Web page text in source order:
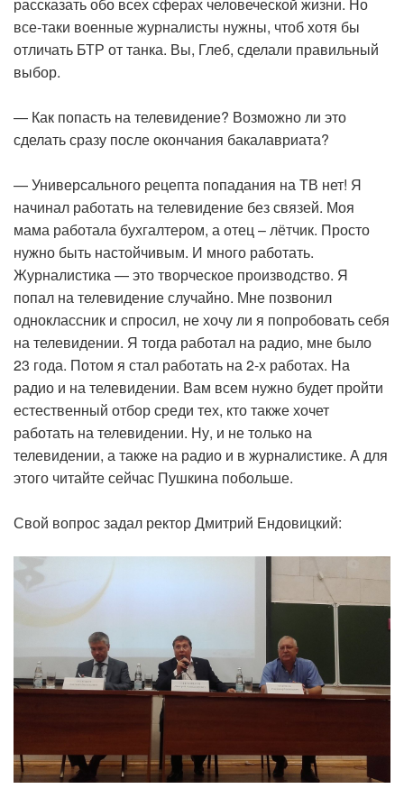
все-таки военные журналисты нужны, чтоб хотя бы
отличать БТР от танка. Вы, Глеб, сделали правильный
выбор.
— Как попасть на телевидение? Возможно ли это
сделать сразу после окончания бакалавриата?
— Универсального рецепта попадания на ТВ нет! Я
начинал работать на телевидение без связей. Моя
мама работала бухгалтером, а отец – лётчик. Просто
нужно быть настойчивым. И много работать.
Журналистика — это творческое производство. Я
попал на телевидение случайно. Мне позвонил
одноклассник и спросил, не хочу ли я попробовать себя
на телевидении. Я тогда работал на радио, мне было
23 года. Потом я стал работать на 2-х работах. На
радио и на телевидении. Вам всем нужно будет пройти
естественный отбор среди тех, кто также хочет
работать на телевидении. Ну, и не только на
телевидении, а также на радио и в журналистике. А для
этого читайте сейчас Пушкина побольше.
Свой вопрос задал ректор Дмитрий Ендовицкий: